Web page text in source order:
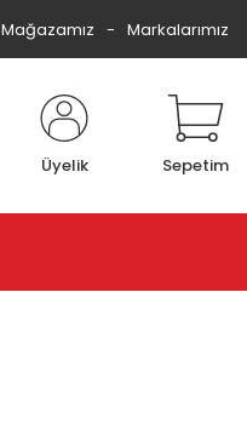
Mağazamız Markalarımız
Üyelik Sepetim